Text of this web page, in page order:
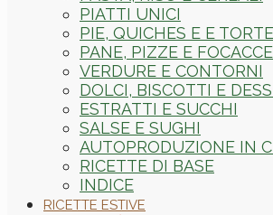
PIATTI UNICI
PIE, QUICHES E E
PANE, PIZZE E FOCACCE
VERDURE E CONTORNI
DOLCI, BISCOTTI E
ESTRATTI E SUCCHI
SALSE E SUGHI
AUTOPRODUZIONE IN
RICETTE DI BASE
INDICE
RICETTE ESTIVE